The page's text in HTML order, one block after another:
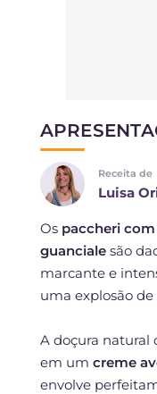
Receita de
Luisa
Os paccheri
guancialesão
marcante e
uma explosão
A doçura natural
em um creme
envolve